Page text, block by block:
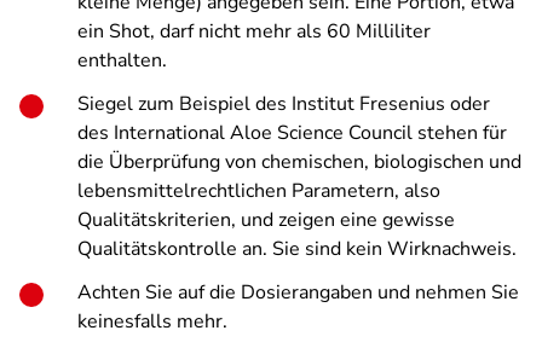
ein Shot, darf nicht mehr als 60 Milliliter
enthalten.
Siegel zum Beispiel des Institut Fresenius oder
des International Aloe Science Council stehen für
die Überprüfung von chemischen, biologischen und
lebensmittelrechtlichen Parametern, also
Qualitätskriterien, und zeigen eine gewisse
Qualitätskontrolle an. Sie sind kein Wirknachweis.
Achten Sie auf die Dosierangaben und nehmen Sie
keinesfalls mehr.